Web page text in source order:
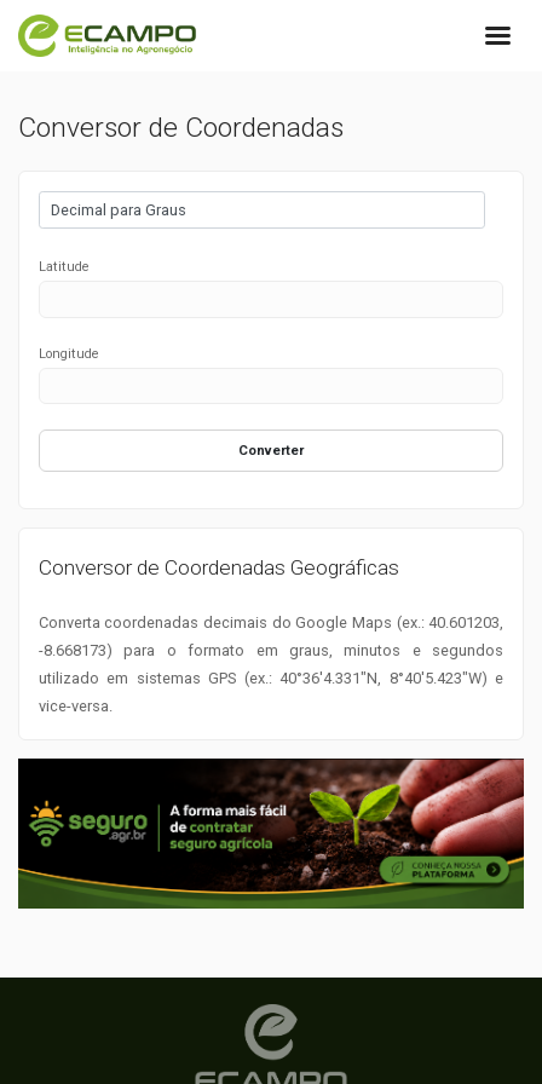
Conversor de Coordenadas
Latitude
Longitude
Converter
Conversor de Coordenadas Geográficas
Converta coordenadas decimais do Google Maps (ex.: 40.601203,
-8.668173) para o formato em graus, minutos e segundos
utilizado em sistemas GPS (ex.: 40°36'4.331"N, 8°40'5.423"W) e
vice-versa.